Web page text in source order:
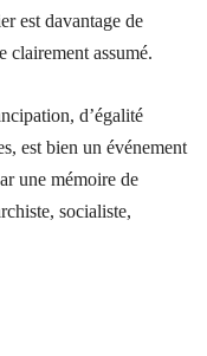
est davantage de
clairement assumé.
d’égalité
est bien un événement
une mémoire de
socialiste,